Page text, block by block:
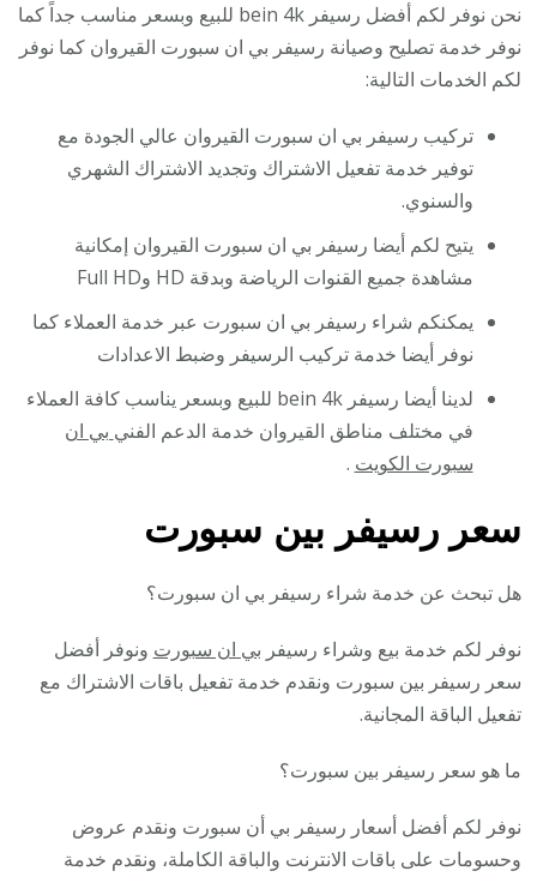
نحن نوفر لكم أفضل رسيفر bein 4k للبيع وبسعر مناسب جداً كما
نوفر خدمة تصليح وصيانة رسيفر بي ان سبورت القيروان كما نوفر
لكم الخدمات التالية:
تركيب رسيفر بي ان سبورت القيروان عالي الجودة مع
توفير خدمة تفعيل الاشتراك وتجديد الاشتراك الشهري
والسنوي.
يتيح لكم أيضا رسيفر بي ان سبورت القيروان إمكانية
مشاهدة جميع القنوات الرياضة وبدقة HD وFull HD
يمكنكم شراء رسيفر بي ان سبورت عبر خدمة العملاء كما
نوفر أيضا خدمة تركيب الرسيفر وضبط الاعدادات
لدينا أيضا رسيفر bein 4k للبيع وبسعر يناسب كافة العملاء
في مختلف مناطق القيروان خدمة الدعم الفني بي ان
سبورت الكويت .
سعر رسيفر بين سبورت
هل تبحث عن خدمة شراء رسيفر بي ان سبورت؟
نوفر لكم خدمة بيع وشراء رسيفر بي ان سبورت ونوفر أفضل
سعر رسيفر بين سبورت ونقدم خدمة تفعيل باقات الاشتراك مع
تفعيل الباقة المجانية.
ما هو سعر رسيفر بين سبورت؟
نوفر لكم أفضل أسعار رسيفر بي أن سبورت ونقدم عروض
وحسومات على باقات الانترنت والباقة الكاملة، ونقدم خدمة